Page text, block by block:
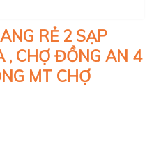
RẺ 2 SẠP
CHỢ ĐỒNG AN 4
MT CHỢ